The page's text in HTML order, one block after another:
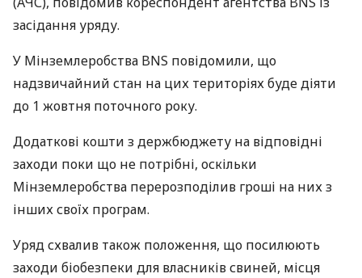
засідання уряду.
У Мінземлеробства BNS повідомили, що
надзвичайний стан на цих територіях буде діяти
до 1 жовтня поточного року.
Додаткові кошти з держбюджету на відповідні
заходи поки що не потрібні, оскільки
Мінземлеробства перерозподілив гроші на них з
інших своїх програм.
Уряд схвалив також положення, що посилюють
заходи біобезпеки для власників свиней, місця